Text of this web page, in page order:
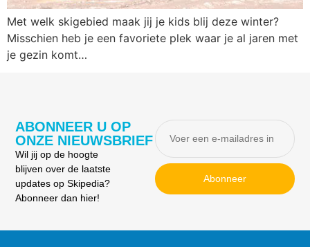
Met welk skigebied maak jij je kids blij deze winter?
Misschien heb je een favoriete plek waar je al jaren met
je gezin komt…
ABONNEER U OP
ONZE NIEUWSBRIEF
Wil jij op de hoogte
blijven over de laatste
updates op Skipedia?
Abonneer dan hier!
Abonneer